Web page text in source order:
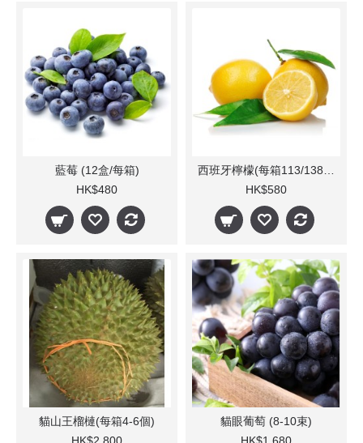
藍莓 (12盒/每箱)
HK$480
HK$580
貓山王榴槤(每箱4-6個)
貓眼葡萄 (8-10束)